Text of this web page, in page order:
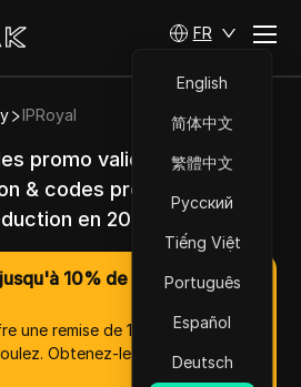
FR
English
简体中文
繁體中文
Русский
Tiếng Việt
Português
Español
Deutsch
IPRoyal
promo valides IPRoyal &
& codes promo avec 10%
en 2025
10% de réduction sur
une remise de 10% sur tout ce
Obtenez-le maintenant !